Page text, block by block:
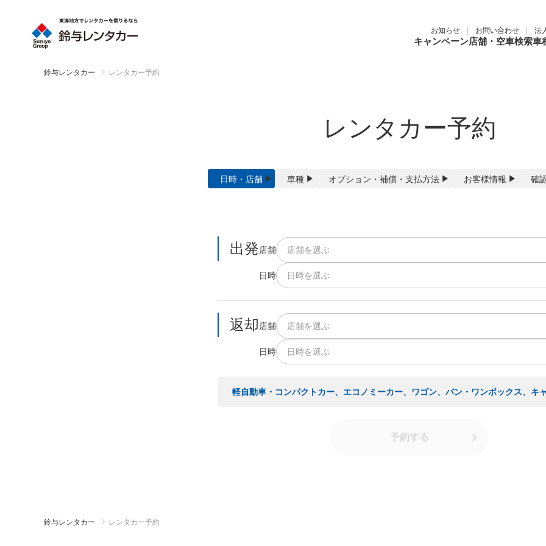
キャンペーン店舗・空車検索車
お知らせ お問い合わせ 法
鈴与レンタカー レンタカー予約
レンタカー予約
日時・店舗 車種 オプション ・ 補償 ・ 支払方法 お客様情報 確
出発店舗 店舗を選ぶ
日時 日時を選ぶ
返却 店舗 店舗を選ぶ
日時 日時を選ぶ
軽自動車・コンパクトカー、エコノミーカー、ワゴン、バン・ワンボックス、キ
予約する
鈴与レンタカー レンタカー予約